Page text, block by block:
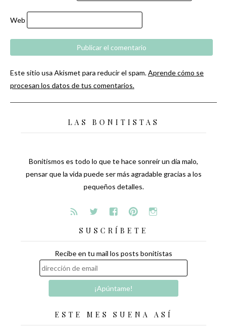
Web
Este sitio usa Akismet para reducir el spam.Aprende cómo se
procesan los datos de tus comentarios.
LAS BONITISTAS
Bonitismos es todo lo que te hace sonreír un día malo,
pensar que la vida puede ser más agradable gracias a los
pequeños detalles.
SUSCRÍBETE
Recibe en tu mail los posts bonitistas
ESTE MES SUENA ASÍ